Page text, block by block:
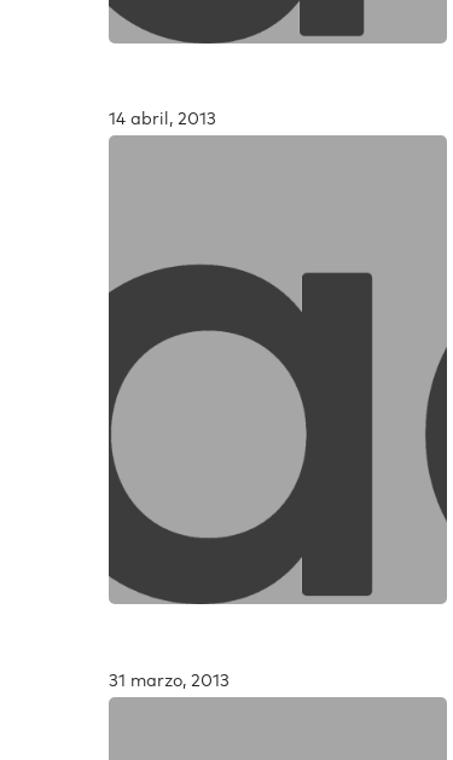
14 abril, 2013
31 marzo, 2013